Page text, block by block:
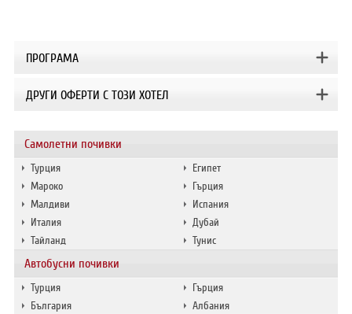
Самолетни почивки
Турция
Египет
Мароко
Гърция
Малдиви
Испания
Италия
Дубай
Тайланд
Тунис
Автобусни почивки
Турция
Гърция
България
Албания
ПРОГРАМА
ДРУГИ ОФЕРТИ С ТОЗИ ХОТЕЛ